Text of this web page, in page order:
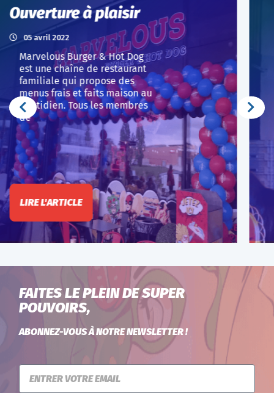
héros
21 mars 2022
Marvelous Burger & Hot Dog
est une chaîne de restaurant
familiale qui propose des
menus frais et faits maison au
quotidien. Tous les membres
de
LIRE L'ARTICLE
FAITES LE PLEIN DE SUPER
POUVOIRS,
ABONNEZ-VOUS À NOTRE NEWSLETTER !